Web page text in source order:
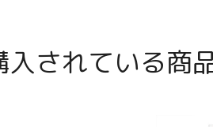
入されている商